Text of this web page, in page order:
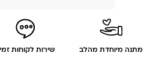
מתנה מיוחדת מהלב שירות לקוחות